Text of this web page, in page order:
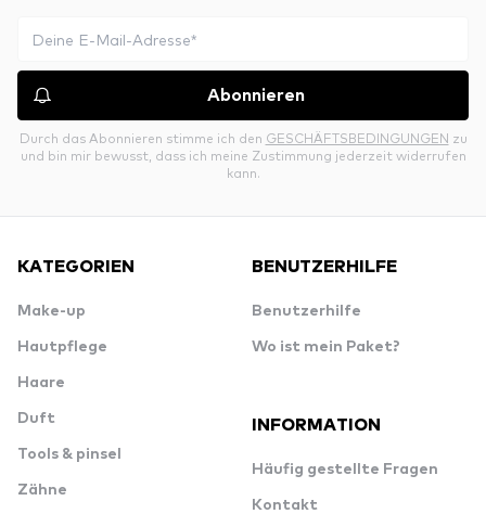
Abonnieren
Durch das Abonnieren stimme ich den GESCHÄFTSBEDINGUNGEN zu
und bin mir bewusst, dass ich meine Zustimmung jederzeit widerrufen
kann.
KATEGORIEN
Make-up
Hautpflege
Haare
Duft
Tools & pinsel
Zähne
BENUTZERHILFE
Benutzerhilfe
Wo ist mein Paket?
INFORMATION
Häufig gestellte Fragen
Kontakt